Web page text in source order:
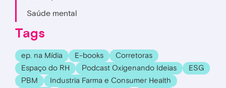
Saúde mental
Tags
ep. na Mídia E-books
Corretoras
Espaço do RH
Podcast Oxigenando Ideias
ESG
PBM
Industria Farma e Consumer Health